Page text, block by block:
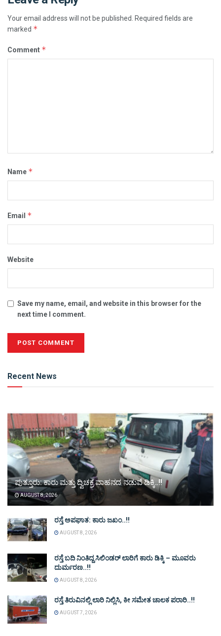
Your email address will not be published.
Required fields are
marked *
Comment *
Name *
Email *
Website
Save my name, email, and website in this browser for the
next time I comment.
Recent News
ಪುತ್ತೂರು: ಕಾರು ಮತ್ತು ದ್ವಿಚಕ್ರ ವಾಹನದ ನಡುವೆ ಡಿಕ್ಕಿ..!!
AUGUST 8, 2026
ರಸ್ತೆ ಅಪಘಾತ: ಕಾರು ಜಖಂ..!!
AUGUST 8, 2026
ರಸ್ತೆ ಬದಿ ನಿಂತಿದ್ದ ಸಿಲಿಂಡರ್ ಲಾರಿಗೆ ಕಾರು ಡಿಕ್ಕಿ – ಮೂವರು
ದುರ್ಮರಣ..!!
AUGUST 8, 2026
ರಸ್ತೆ ತಿರುವಿನಲ್ಲಿ ಲಾರಿ ನಿಲ್ಲಿಸಿ, ಕೀ ಸಮೇತ ಚಾಲಕ ಪರಾರಿ..!!
AUGUST 7, 2026